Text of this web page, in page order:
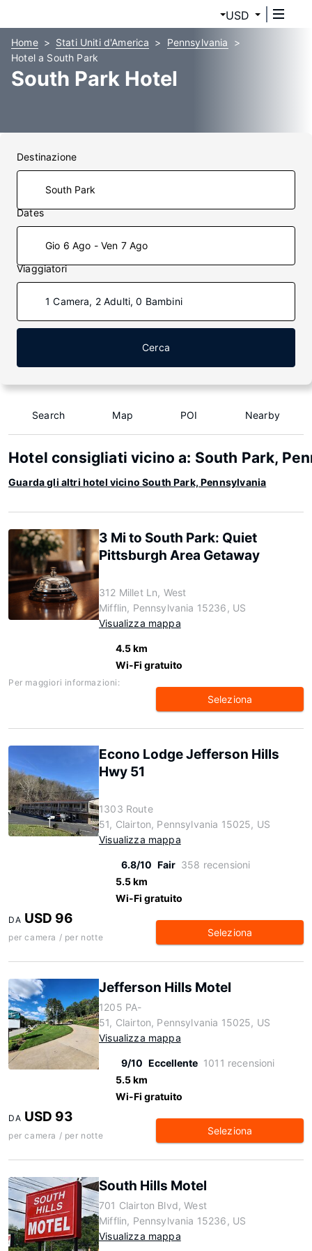
USD
Home Stati Uniti d'America
Pennsylvania
Hotel a South Park
South Park Hotel
Destinazione
Dates
Gio 6 Ago - Ven 7 Ago
Viaggiatori
1 Camera, 2 Adulti, 0 Bambini
Cerca
Search Map POI Nearby
Hotel consigliati vicino a: South Park,
Guarda gli altri hotel vicino South Park, Pennsylvania
3 Mi to South Park: Quiet
Pittsburgh Area Getaway
312 Millet Ln, West
Mifflin, Pennsylvania 15236, US
Visualizza mappa
4.5 km
Wi-Fi gratuito
Per maggiori informazioni:
Seleziona
Econo Lodge Jefferson Hills
Hwy 51
1303 Route
51, Clairton, Pennsylvania 15025, US
Visualizza mappa
6.8/10 Fair 358 recensioni
5.5 km
Wi-Fi gratuito
DA USD 96
per camera / per notte Seleziona
Jefferson Hills Motel
1205 PA-
51, Clairton, Pennsylvania 15025, US
Visualizza mappa
9/10 Eccellente 1011 recensioni
5.5 km
Wi-Fi gratuito
DA USD 93
per camera / per notte Seleziona
South Hills Motel
701 Clairton Blvd, West
Mifflin, Pennsylvania 15236, US
Visualizza mappa